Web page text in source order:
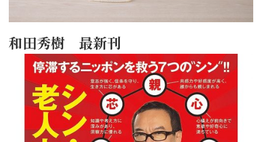
和田秀樹 最新刊